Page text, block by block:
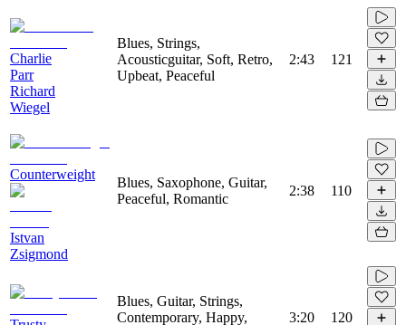
Charlie
Parr
Richard
Wiegel
Blues, Strings,
Acousticguitar, Soft, Retro,
Upbeat, Peaceful
2:43 121
Counterweight
Istvan
Zsigmond
Blues, Saxophone, Guitar,
Peaceful, Romantic
2:38 110
Blues, Guitar, Strings,
Contemporary, Happy,
3:20 120